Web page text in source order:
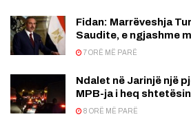
Fidan: Marrëveshja
Saudite, e ngjashme
7 ORË MË PARË
Ndalet në Jarinjë një
MPB-ja i heq
8 ORË MË PARË